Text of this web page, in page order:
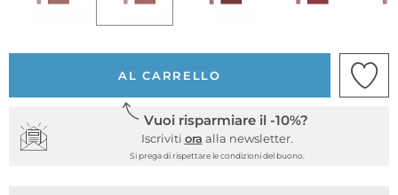
AL CARRELLO
Vuoi risparmiare il -10%?
Iscriviti ora alla newsletter.
Si prega di rispettare le condizioni del buono.